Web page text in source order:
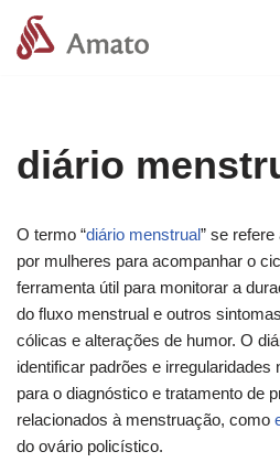
Pular
diário
O termo “diário menstrual” se
por mulheres para acompanhar o
ferramenta útil para monitorar a
do fluxo menstrual e outros
cólicas e alterações de humor. O
identificar padrões e irregularidades
para o diagnóstico e tratamento de
relacionados à menstruação, como
do ovário policístico.